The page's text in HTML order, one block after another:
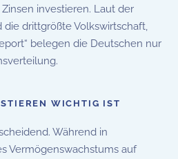
investieren. Laut der
drittgrößte Volkswirtschaft,
belegen die Deutschen nur
WICHTIG IST
Während in
Vermögenswachstums auf